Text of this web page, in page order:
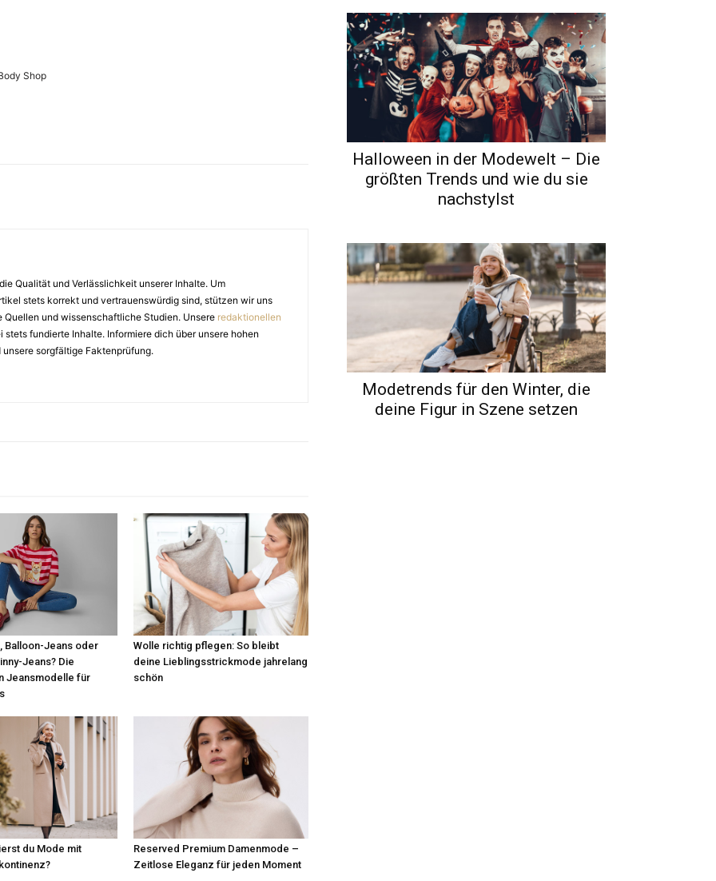
Shop
Qualität und Verlässlichkeit unserer Inhalte. Um
stets korrekt und vertrauenswürdig sind, stützen wir uns
und wissenschaftliche Studien. Unsere redaktionellen
fundierte Inhalte. Informiere dich über unsere hohen
sorgfältige Faktenprüfung.
Balloon-Jeans oder
Jeans? Die
Jeansmodelle für
Wolle richtig pflegen: So bleibt
deine Lieblingsstrickmode jahrelang
schön
du Mode mit
Reserved Premium Damenmode –
Zeitlose Eleganz für jeden Moment
Halloween in der Modewelt – Die
größten Trends und wie du sie
nachstylst
Modetrends für den Winter, die
deine Figur in Szene setzen